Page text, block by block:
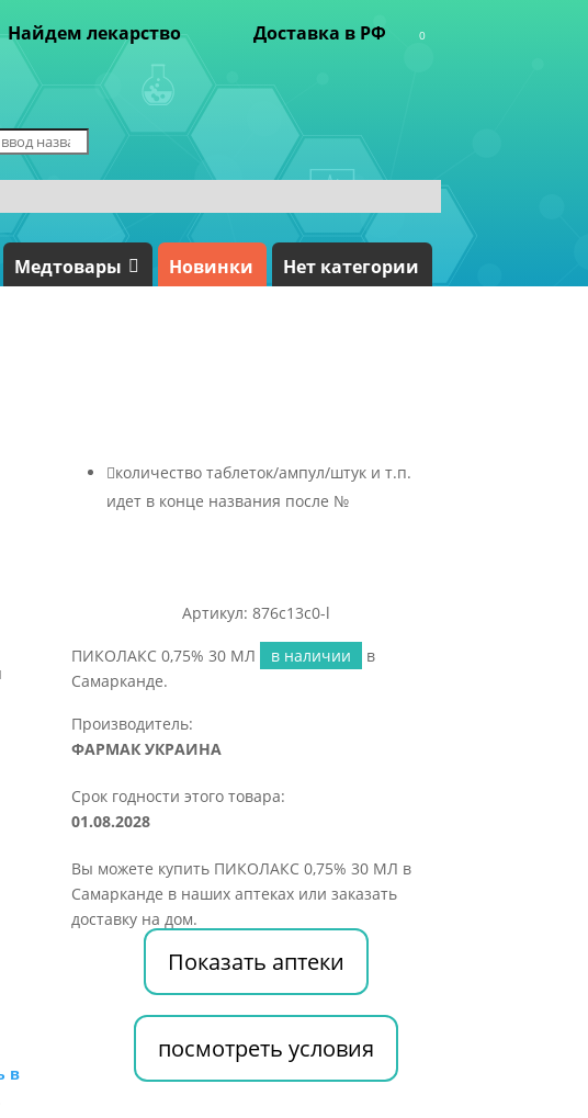
Найдем лекарство Доставка в РФ 0
Медтовары Новинки Нет категории
количество таблеток/ампул/штук и т.п.
идет в конце названия после №
Артикул: 876c13c0-l
ПИКОЛАКС 0,75% 30 МЛ в наличии
в
Самарканде.
Производитель:
ФАРМАК УКРАИНА
Срок годности этого товара:
01.08.2028
Вы можете купить ПИКОЛАКС 0,75% 30 МЛ в
Самарканде в наших аптеках или заказать
доставку на дом.
Показать аптеки
в
посмотреть условия